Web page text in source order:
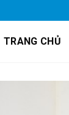
TRANG CHỦ